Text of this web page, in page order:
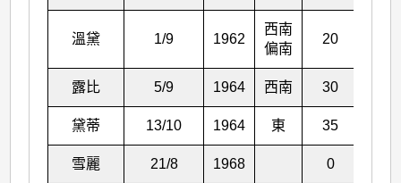
溫黛 1/9 1962
西南
偏南
20
露比 5/9 1964 西南 30
黛蒂 13/10 1964 東 35
雪麗 21/8 1968 0